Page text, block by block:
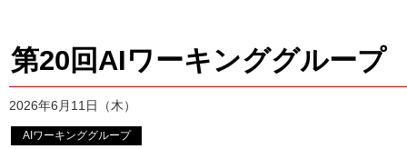
第20回AIワーキンググルー
2026年6月11日（木）
AIワーキンググループ